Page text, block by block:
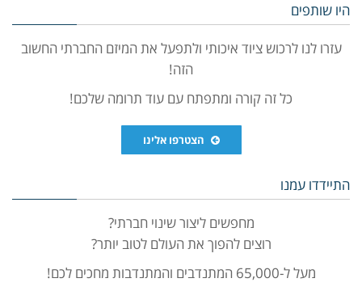
היו שותפים
עזרו לנו לרכוש ציוד איכותי ולתפעל את המיזם החברתי החשוב
הזה!
כל זה קורה ומתפתח עם עוד תרומה שלכם!
הצטרפו אלינו
התיידדו עמנו
מחפשים ליצור שינוי חברתי?
רוצים להפוך את העולם לטוב יותר?
מעל ל-65,000 המתנדבים והמתנדבות מחכים לכם!